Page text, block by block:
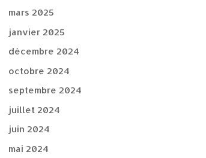
mars 2025
janvier 2025
décembre 2024
octobre 2024
septembre 2024
juillet 2024
juin 2024
mai 2024